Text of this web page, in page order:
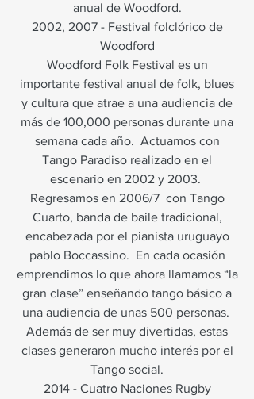
anual de Woodford.
2002, 2007 - Festival folclórico de
Woodford
Woodford Folk Festival es un
importante festival anual de folk, blues
y cultura que atrae a una audiencia de
más de 100,000 personas durante una
semana cada año. Actuamos con
Tango Paradiso realizado en el
escenario en 2002 y 2003.
Regresamos en 2006/7 con Tango
Cuarto, banda de baile tradicional,
encabezada por el pianista uruguayo
pablo Boccassino. En cada ocasión
emprendimos lo que ahora llamamos “la
gran clase” enseñando tango básico a
una audiencia de unas 500 personas.
Además de ser muy divertidas, estas
clases generaron mucho interés por el
Tango social.
2014 - Cuatro Naciones Rugby